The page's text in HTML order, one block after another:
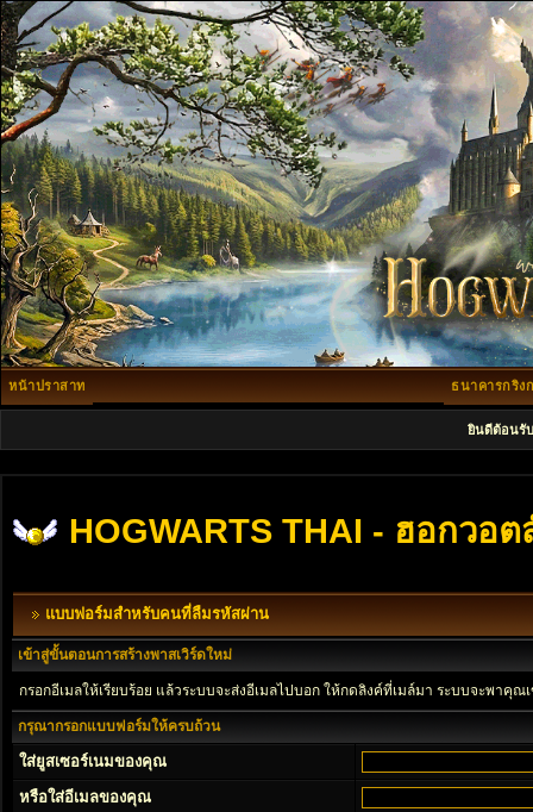
หน้าปราสาท ธนาคารกริง
ยินดีต้อนรับ
HOGWARTS THAI - ฮอกวอต
แบบฟอร์มสำหรับคนที่ลืมรหัสผ่าน
เข้าสู่ขั้นตอนการสร้างพาสเวิร์ดใหม่
กรอกอีเมลให้เรียบร้อย แล้วระบบจะส่งอีเมลไปบอก ให้กดลิงค์ที่เมล์มา ระบบจะพาคุ
กรุณากรอกแบบฟอร์มให้ครบถ้วน
ใส่ยูสเซอร์เนมของคุณ
หรือใส่อีเมลของคุณ